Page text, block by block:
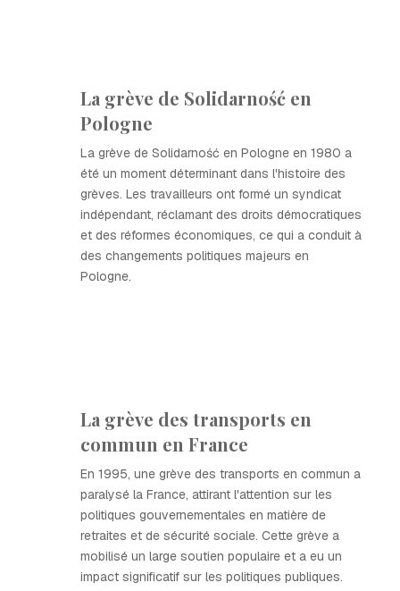
La grève de Solidarność en
Pologne
La grève de Solidarność en Pologne en 1980 a
été un moment déterminant dans l'histoire des
grèves. Les travailleurs ont formé un syndicat
indépendant, réclamant des droits démocratiques
et des réformes économiques, ce qui a conduit à
des changements politiques majeurs en
Pologne.
La grève des transports en
commun en France
En 1995, une grève des transports en commun a
paralysé la France, attirant l'attention sur les
politiques gouvernementales en matière de
retraites et de sécurité sociale. Cette grève a
mobilisé un large soutien populaire et a eu un
impact significatif sur les politiques publiques.